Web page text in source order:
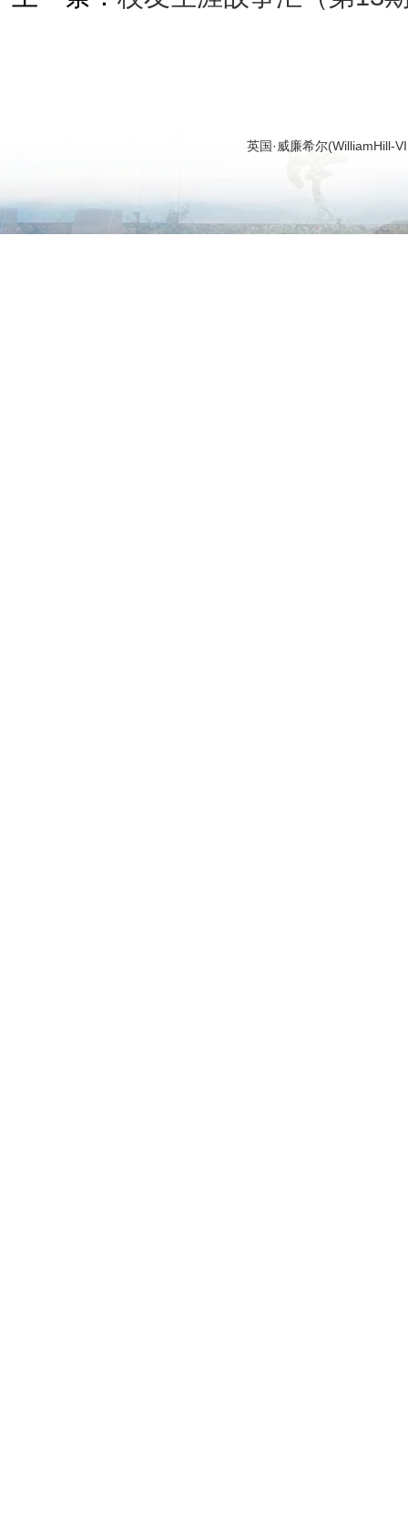
英国·威廉希尔(WilliamHill-